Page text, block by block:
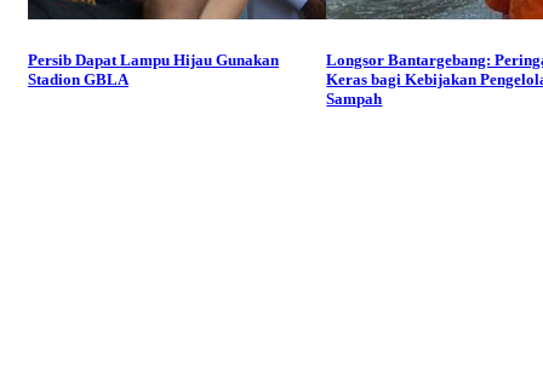
Persib Dapat Lampu Hijau Gunakan
Stadion GBLA
Longsor Bantargebang:
Keras bagi Kebijakan
Sampah